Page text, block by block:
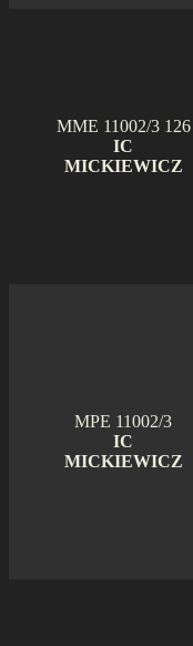
MME 11002/3 126
IC
MICKIEWICZ
MPE 11002/3
IC
MICKIEWICZ